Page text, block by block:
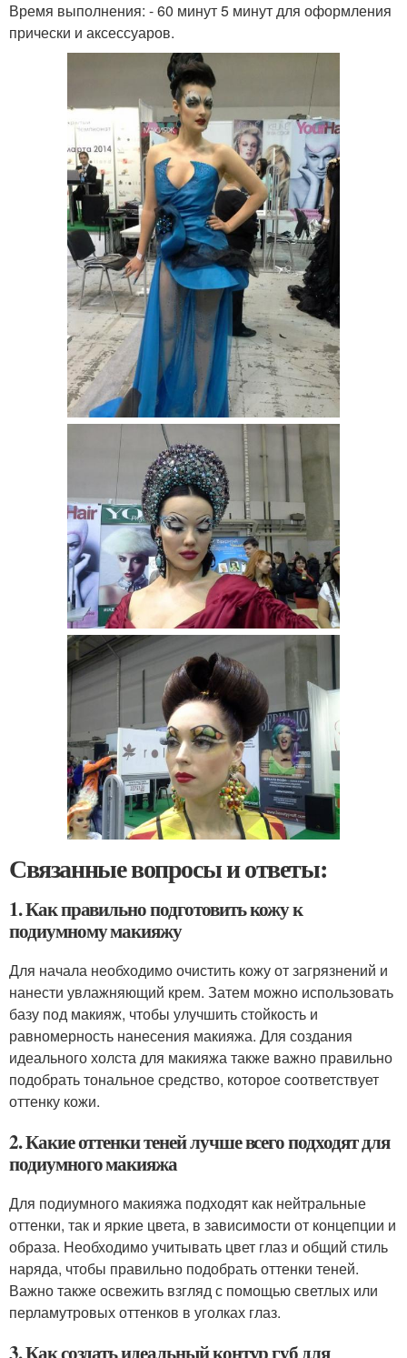
Время выполнения: - 60 минут 5 минут для оформления
прически и аксессуаров.
Связанные вопросы и ответы:
1. Как правильно подготовить кожу к
подиумному макияжу
Для начала необходимо очистить кожу от загрязнений и
нанести увлажняющий крем. Затем можно использовать
базу под макияж, чтобы улучшить стойкость и
равномерность нанесения макияжа. Для создания
идеального холста для макияжа также важно правильно
подобрать тональное средство, которое соответствует
оттенку кожи.
2. Какие оттенки теней лучше всего подходят для
подиумного макияжа
Для подиумного макияжа подходят как нейтральные
оттенки, так и яркие цвета, в зависимости от концепции и
образа. Необходимо учитывать цвет глаз и общий стиль
наряда, чтобы правильно подобрать оттенки теней.
Важно также освежить взгляд с помощью светлых или
перламутровых оттенков в уголках глаз.
3. Как создать идеальный контур губ для